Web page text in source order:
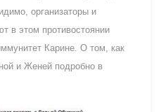
организаторы и
в этом противостоянии
Карине. О том, как
и Женей подробно в